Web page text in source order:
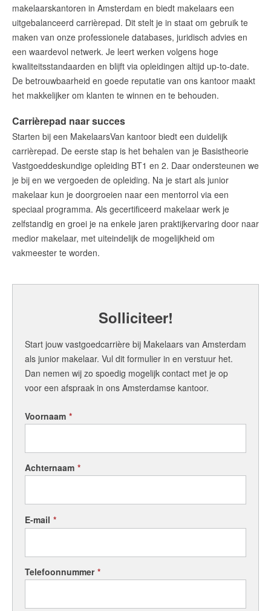
makelaarskantoren in Amsterdam en biedt makelaars een
uitgebalanceerd carrièrepad. Dit stelt je in staat om gebruik te
maken van onze professionele databases, juridisch advies en
een waardevol netwerk. Je leert werken volgens hoge
kwaliteitsstandaarden en blijft via opleidingen altijd up-to-date.
De betrouwbaarheid en goede reputatie van ons kantoor maakt
het makkelijker om klanten te winnen en te behouden.
Carrièrepad naar succes
Starten bij een MakelaarsVan kantoor biedt een duidelijk
carrièrepad. De eerste stap is het behalen van je Basistheorie
Vastgoeddeskundige opleiding BT1 en 2. Daar ondersteunen we
je bij en we vergoeden de opleiding. Na je start als junior
makelaar kun je doorgroeien naar een mentorrol via een
speciaal programma. Als gecertificeerd makelaar werk je
zelfstandig en groei je na enkele jaren praktijkervaring door naar
medior makelaar, met uiteindelijk de mogelijkheid om
vakmeester te worden.
Solliciteer!
Start jouw vastgoedcarrière bij Makelaars van Amsterdam
als junior makelaar. Vul dit formulier in en verstuur het.
Dan nemen wij zo spoedig mogelijk contact met je op
voor een afspraak in ons Amsterdamse kantoor.
Voornaam *
Achternaam *
E-mail *
Telefoonnummer *